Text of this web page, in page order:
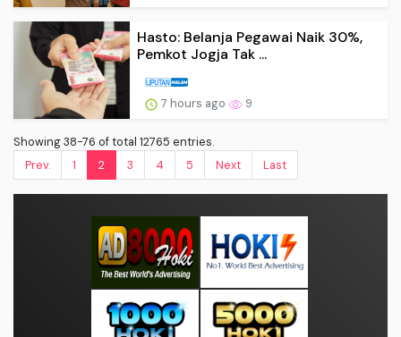
Hasto: Belanja Pegawai Naik 30%,
Pemkot Jogja Tak ...
7 hours ago 9
Showing 38-76 of total 12765 entries.
Prev.
1 2 3 4 5 Next Last